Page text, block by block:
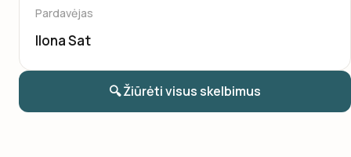
Pardavėjas
Ilona Sat
🔍 Žiūrėti visus skelbimus